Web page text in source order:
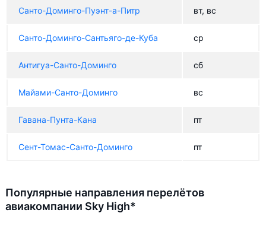
Санто-Доминго-Пуэнт-а-Питр вт, вс
Санто-Доминго-Сантьяго-де-Куба ср
Антигуа-Санто-Доминго сб
Майами-Санто-Доминго вс
Гавана-Пунта-Кана пт
Сент-Томас-Санто-Доминго пт
Популярные направления перелётов
авиакомпании Sky High*